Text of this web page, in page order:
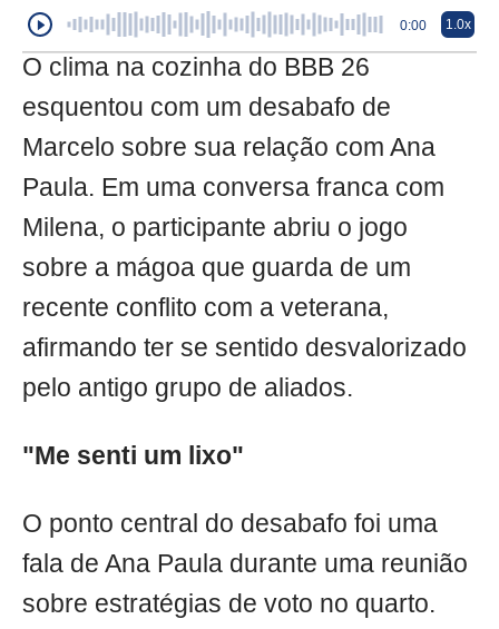
0:00 1.0x
O clima na cozinha do BBB 26
esquentou com um desabafo de
Marcelo sobre sua relação com Ana
Paula. Em uma conversa franca com
Milena, o participante abriu o jogo
sobre a mágoa que guarda de um
recente conflito com a veterana,
afirmando ter se sentido desvalorizado
pelo antigo grupo de aliados.
"Me senti um lixo"
O ponto central do desabafo foi uma
fala de Ana Paula durante uma reunião
sobre estratégias de voto no quarto.